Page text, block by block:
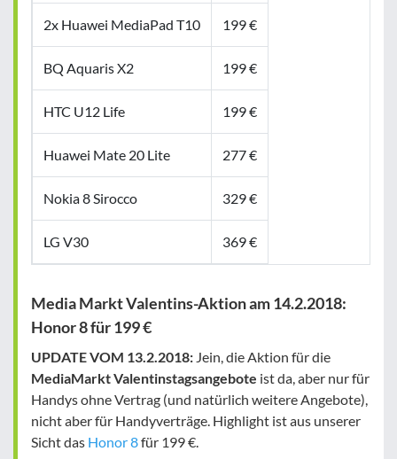
2x Huawei MediaPad T10 199 €
BQ Aquaris X2 199 €
HTC U12 Life 199 €
Huawei Mate 20 Lite 277 €
Nokia 8 Sirocco 329 €
LG V30 369 €
Media Markt Valentins-Aktion am 14.2.2018:
Honor 8 für 199 €
UPDATE VOM 13.2.2018: Jein, die Aktion für die
MediaMarkt Valentinstagsangebote ist da, aber nur für
Handys ohne Vertrag (und natürlich weitere Angebote),
nicht aber für Handyverträge. Highlight ist aus unserer
Sicht das Honor 8für 199 €.